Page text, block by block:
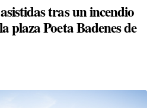
tras un incendio
plaza Poeta Badenes de